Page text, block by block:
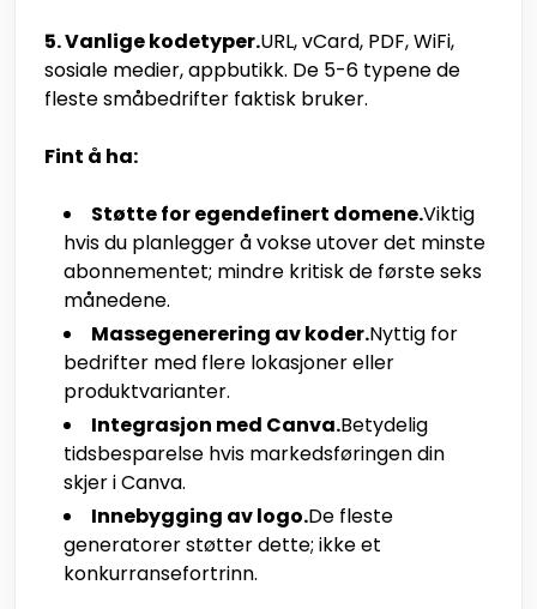
5. Vanlige kodetyper.URL, vCard, PDF, WiFi,
sosiale medier, appbutikk. De 5-6 typene de
fleste småbedrifter faktisk bruker.
Fint å ha:
Støtte for egendefinert domene.Viktig
hvis du planlegger å vokse utover det minste
abonnementet; mindre kritisk de første seks
månedene.
Massegenerering av koder.Nyttig for
bedrifter med flere lokasjoner eller
produktvarianter.
Integrasjon med Canva.Betydelig
tidsbesparelse hvis markedsføringen din
skjer i Canva.
Innebygging av logo.De fleste
generatorer støtter dette; ikke et
konkurransefortrinn.